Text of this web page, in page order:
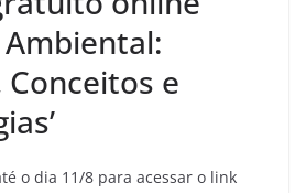
Ambiental:
e
o dia 11/8 para acessar o link